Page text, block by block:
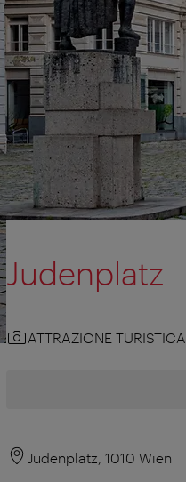
Judenplatz
ATTRAZIONE TURISTICA
Judenplatz, 1010 Wien